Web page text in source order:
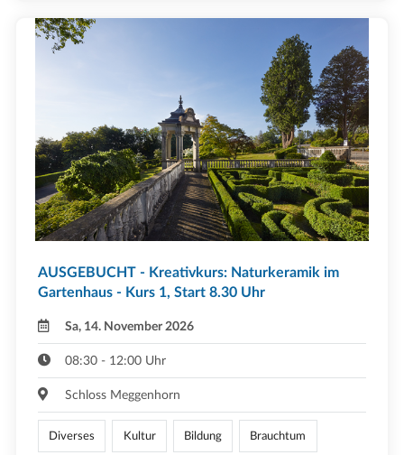
AUSGEBUCHT - Kreativkurs: Naturkeramik im
Gartenhaus - Kurs 1, Start 8.30 Uhr
Sa, 14. November 2026
08:30 - 12:00 Uhr
Schloss Meggenhorn
Diverses Kultur Bildung Brauchtum